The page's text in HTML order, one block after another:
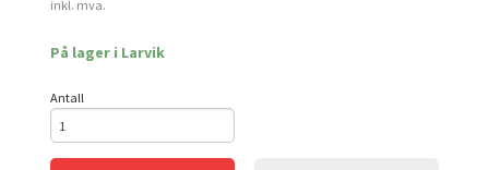
inkl. mva.
På lager i Larvik
Antall